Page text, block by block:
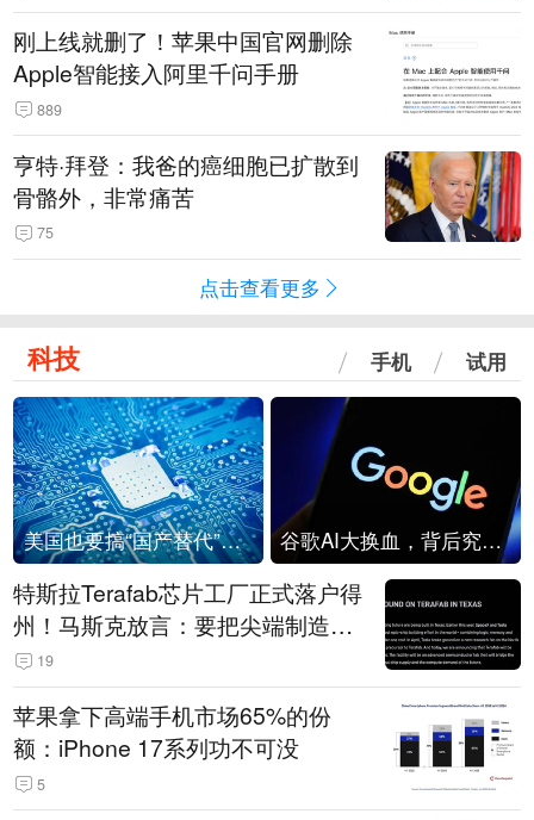
刚上线就删了！苹果中国官网删除
Apple智能接入阿里千问手册
889
亨特·拜登：我爸的癌细胞已扩散到
骨骼外，非常痛苦
75
点击查看更多
科技 手机 试用
美国也要搞“国产替代”？先算清三笔账 谷歌AI大换血，背后究竟发生了什么？
特斯拉Terafab芯片工厂正式落户得
州！马斯克放言：要把尖端制造带
回美国
19
苹果拿下高端手机市场65%的份
额：iPhone 17系列功不可没
5